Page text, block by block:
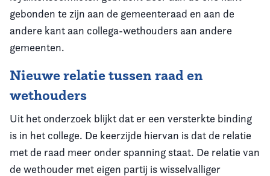
gebonden te zijn aan de gemeenteraad en aan de
andere kant aan collega-wethouders aan andere
gemeenten.
Nieuwe relatie tussen raad en
wethouders
Uit het onderzoek blijkt dat er een versterkte binding
is in het college. De keerzijde hiervan is dat de relatie
met de raad meer onder spanning staat. De relatie van
de wethouder met eigen partij is wisselvalliger